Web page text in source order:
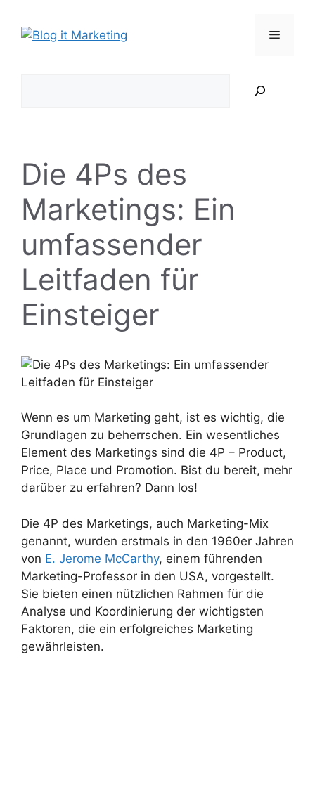
Inhalt
springen
Menü
Die 4Ps des
Marketings: Ein
umfassender
Leitfaden für
Einsteiger
Wenn es um Marketing geht, ist es wichtig, die
Grundlagen zu beherrschen. Ein wesentliches
Element des Marketings sind die 4P – Product,
Price, Place und Promotion. Bist du bereit, mehr
darüber zu erfahren? Dann los!
Die 4P des Marketings, auch Marketing-Mix
genannt, wurden erstmals in den 1960er Jahren
von E. Jerome McCarthy, einem führenden
Marketing-Professor in den USA, vorgestellt.
Sie bieten einen nützlichen Rahmen für die
Analyse und Koordinierung der wichtigsten
Faktoren, die ein erfolgreiches Marketing
gewährleisten.